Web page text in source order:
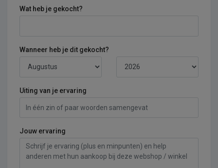
Wat heb je gekocht?
Wanneer heb je dit gekocht?
Uiting van je ervaring
Jouw ervaring